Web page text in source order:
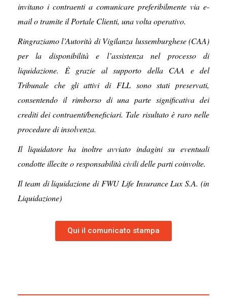
invitano i contraenti a comunicare preferibilmente via e-
mail o tramite il Portale Clienti, una volta operativo.
Ringraziamo l’Autorità di Vigilanza lussemburghese (CAA)
per la disponibilità e l’assistenza nel processo di
liquidazione. È grazie al supporto della CAA e del
Tribunale che gli attivi di FLL sono stati preservati,
consentendo il rimborso di una parte significativa dei
crediti dei contraenti/beneficiari. Tale risultato è raro nelle
procedure di insolvenza.
Il liquidatore ha inoltre avviato indagini su eventuali
condotte illecite o responsabilità civili delle parti coinvolte.
Il team di liquidazione di FWU Life Insurance Lux S.A. (in
Liquidazione)
Qui il comunicato stampa